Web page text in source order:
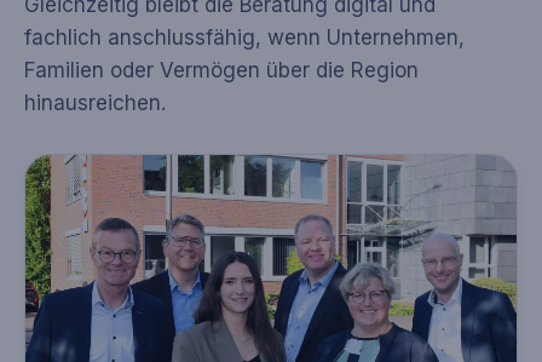
fachlich anschlussfähig, wenn Unternehmen,
Familien oder Vermögen über die Region
hinausreichen.